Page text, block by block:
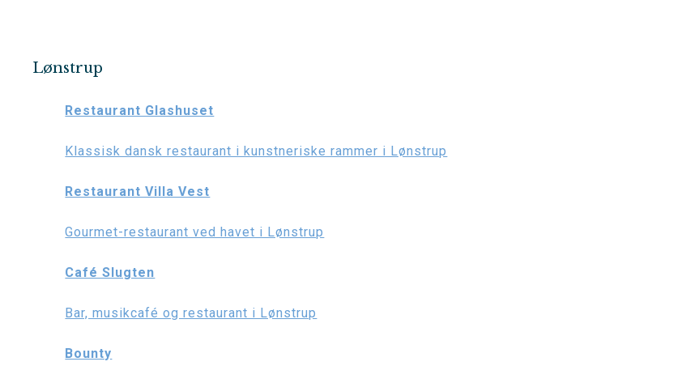
Lønstrup
Restaurant Glashuset
Klassisk dansk restaurant i kunstneriske rammer i Lønstrup
Restaurant Villa Vest
Gourmet-restaurant ved havet i Lønstrup
Café Slugten
Bar, musikcafé og restaurant i Lønstrup
Bounty